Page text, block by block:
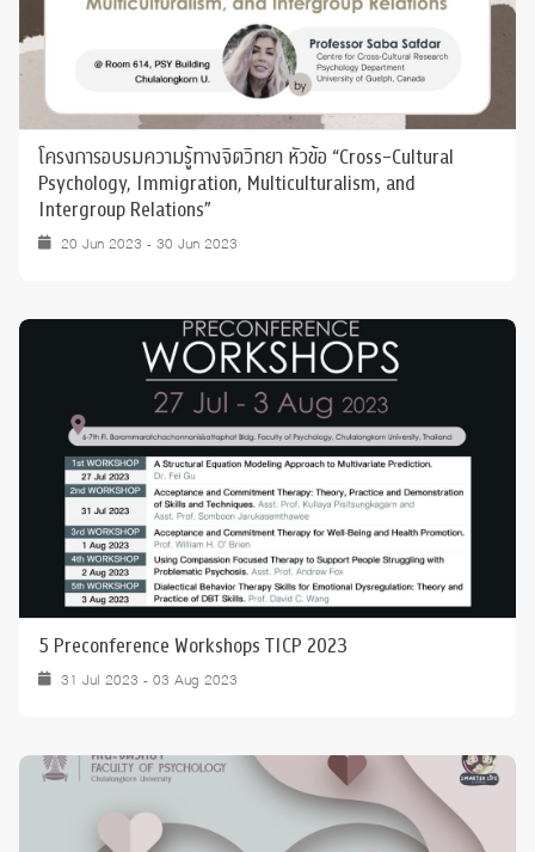
โครงการอบรมความรู้ทางจิตวิทยา หัวข้อ “Cross-Cultural
Psychology, Immigration, Multiculturalism, and
Intergroup Relations”
20 Jun 2023 - 30 Jun 2023
5 Preconference Workshops TICP 2023
31 Jul 2023 - 03 Aug 2023